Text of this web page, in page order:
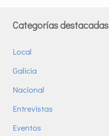
Categorías destacadas
Local
Galicia
Nacional
Entrevistas
Eventos